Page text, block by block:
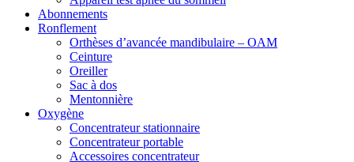
Abonnements
Ronflement
Orthèses d’avancée mandibulaire – OAM
Ceinture
Oreiller
Sac à dos
Mentonnière
Oxygène
Concentrateur stationnaire
Concentrateur portable
Accessoires concentrateur